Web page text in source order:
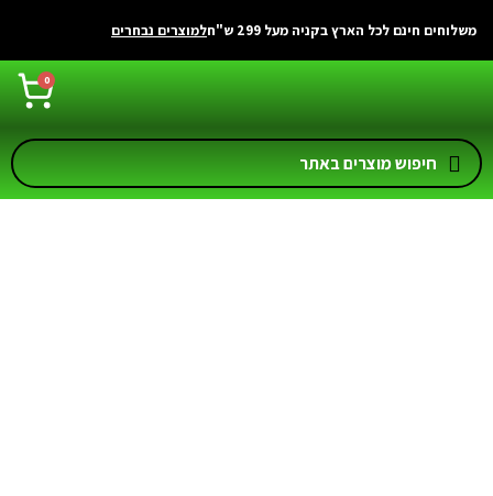
משלוחים חינם לכל הארץ בקניה מעל 299 ש"ח למוצרים נבחרים
0